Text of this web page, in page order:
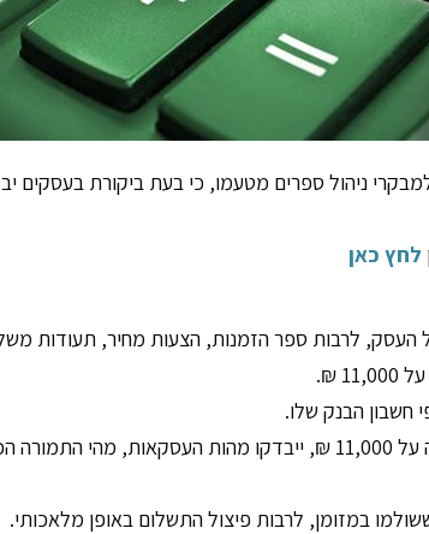
ניהול ספרים מטעמו, כי בעת ביקורת בעסקים
לחץ כאן
העסק, לרבות ספר הזמנות, הצעות מחיר, תעודות
₪.
חשבון הבנק שלו.
בעסקאות אשר מחירן עלה על 11,000 ₪, ייבדקו מהות
במזומן, לרבות פיצול התשלום באופן מלאכותי.